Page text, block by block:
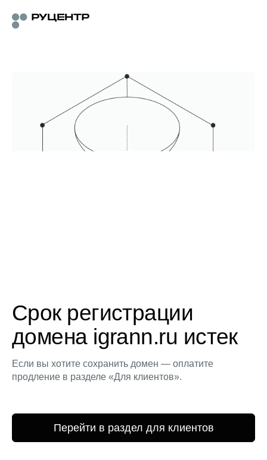
Срок регистрации
домена igrann.ru истек
Если вы хотите сохранить домен — оплатите
продление в разделе «Для клиентов».
Перейти в раздел для клиентов